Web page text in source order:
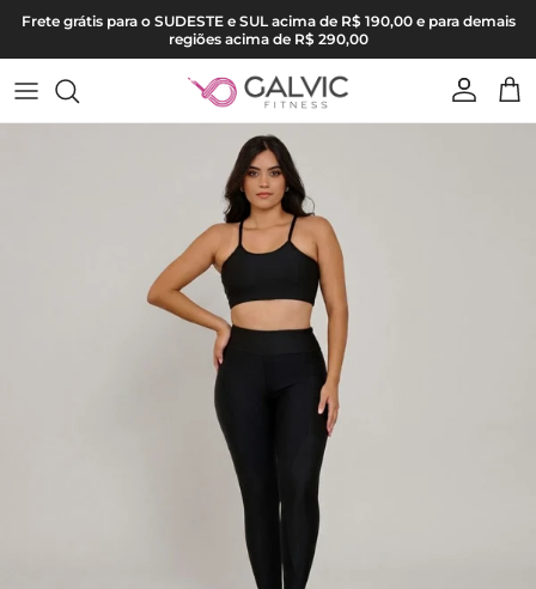
Pular para o conteúdo
Frete grátis para o SUDESTE e SUL acima de R$ 190,00 e para demais
regiões acima de R$ 290,00
Conta
Pular para as informações do produto